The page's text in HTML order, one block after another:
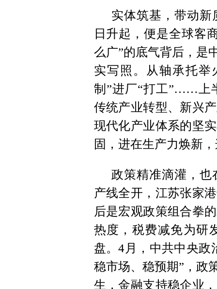
实体筑基，带动
日升起，便是全球客
么广”的底气背后，是
实写照。从轴承托举
制”进厂“打工”……上
传统产业转型、新兴
现代化产业体系的坚
固，进在生产力焕新
政策精准滴灌，也
产线全开，江苏张家
后是宏观政策组合拳
热度，税费减免为研
盘。4月，中共中央政
稳市场、稳预期”，政
生，金融支持稳企业